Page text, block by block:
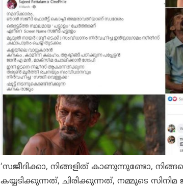
‘സജീദിക്കാ, നിങ്ങളിത് കാണുന്നുണ്ടോ,
കയ്യടിക്കുന്നത്, ചിരിക്കുന്നത്, നമ്മുടെ